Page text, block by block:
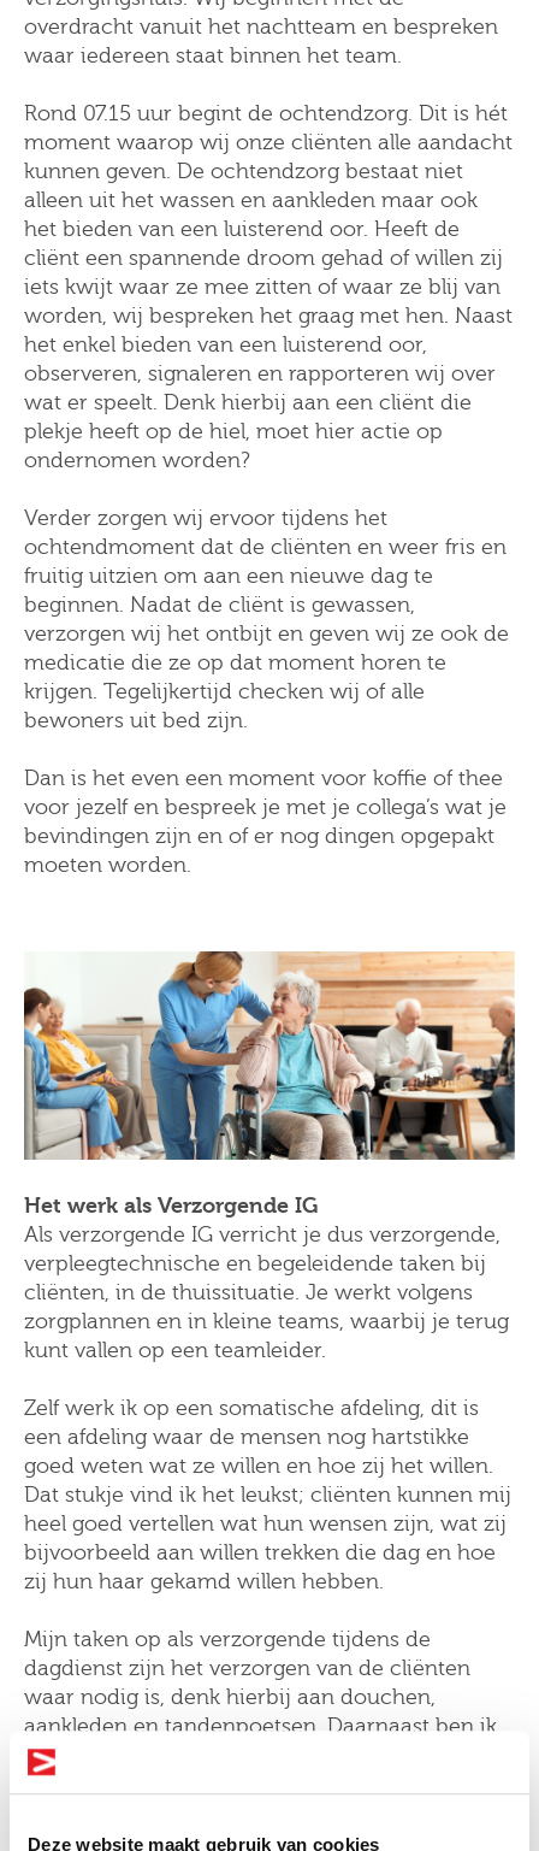
Deze website maakt gebruik van cookies
overdracht vanuit het nachtteam en bespreken
waar iedereen staat binnen het team.
Rond 07.15 uur begint de ochtendzorg. Dit is hét
moment waarop wij onze cliënten alle aandacht
kunnen geven. De ochtendzorg bestaat niet
alleen uit het wassen en aankleden maar ook
het bieden van een luisterend oor. Heeft de
cliënt een spannende droom gehad of willen zij
iets kwijt waar ze mee zitten of waar ze blij van
worden, wij bespreken het graag met hen. Naast
het enkel bieden van een luisterend oor,
observeren, signaleren en rapporteren wij over
wat er speelt. Denk hierbij aan een cliënt die
plekje heeft op de hiel, moet hier actie op
ondernomen worden?
Verder zorgen wij ervoor tijdens het
ochtendmoment dat de cliënten en weer fris en
fruitig uitzien om aan een nieuwe dag te
beginnen. Nadat de cliënt is gewassen,
verzorgen wij het ontbijt en geven wij ze ook de
medicatie die ze op dat moment horen te
krijgen. Tegelijkertijd checken wij of alle
bewoners uit bed zijn.
Dan is het even een moment voor koffie of thee
voor jezelf en bespreek je met je collega’s wat je
bevindingen zijn en of er nog dingen opgepakt
moeten worden.
Het werk als Verzorgende IG
Als verzorgende IG verricht je dus verzorgende,
verpleegtechnische en begeleidende taken bij
cliënten, in de thuissituatie. Je werkt volgens
zorgplannen en in kleine teams, waarbij je terug
kunt vallen op een teamleider.
Zelf werk ik op een somatische afdeling, dit is
een afdeling waar de mensen nog hartstikke
goed weten wat ze willen en hoe zij het willen.
Dat stukje vind ik het leukst; cliënten kunnen mij
heel goed vertellen wat hun wensen zijn, wat zij
bijvoorbeeld aan willen trekken die dag en hoe
zij hun haar gekamd willen hebben.
Mijn taken op als verzorgende tijdens de
dagdienst zijn het verzorgen van de cliënten
waar nodig is, denk hierbij aan douchen,
aankleden en tandenpoetsen. Daarnaast ben ik
er ook voor verpleegtechnische handelingen;
denk bijvoorbeeld aan het vervangen van een
slot ben ik er ook voor een praatje en een